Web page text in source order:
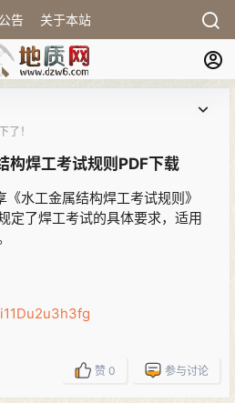
告 关于本站
了！
焊工考试规则PDF下载
水工金属结构焊工考试规则》
定了焊工考试的具体要求，适用
赞 0 参与讨论